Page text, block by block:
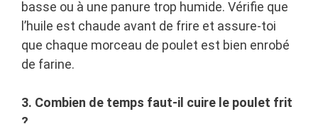
basse ou à une panure trop humide. Vérifie que
l’huile est chaude avant de frire et assure-toi
que chaque morceau de poulet est bien enrobé
de farine.
3. Combien de temps faut-il cuire le poulet frit